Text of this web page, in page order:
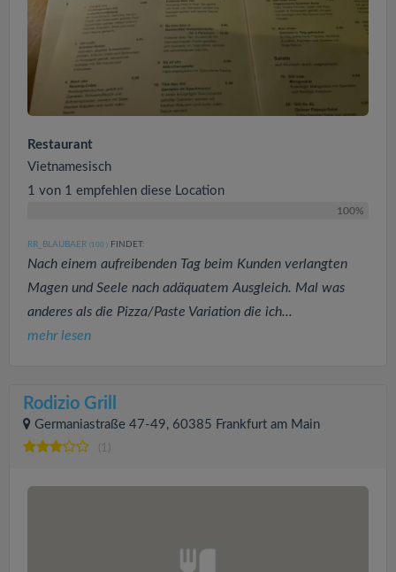
Restaurant
Vietnamesisch
1 von 1 empfehlen diese Location
100%
RR_BLAUBAER (100 ) FINDET:
Nach einem aufreibenden Tag beim Kunden verlangten
Magen und Seele nach adäquatem Ausgleich. Mal was
anderes als die Pizza/Paste Variation die ich...
mehr lesen
Rodizio Grill
Germaniastraße 47-49, 60385 Frankfurt am Main